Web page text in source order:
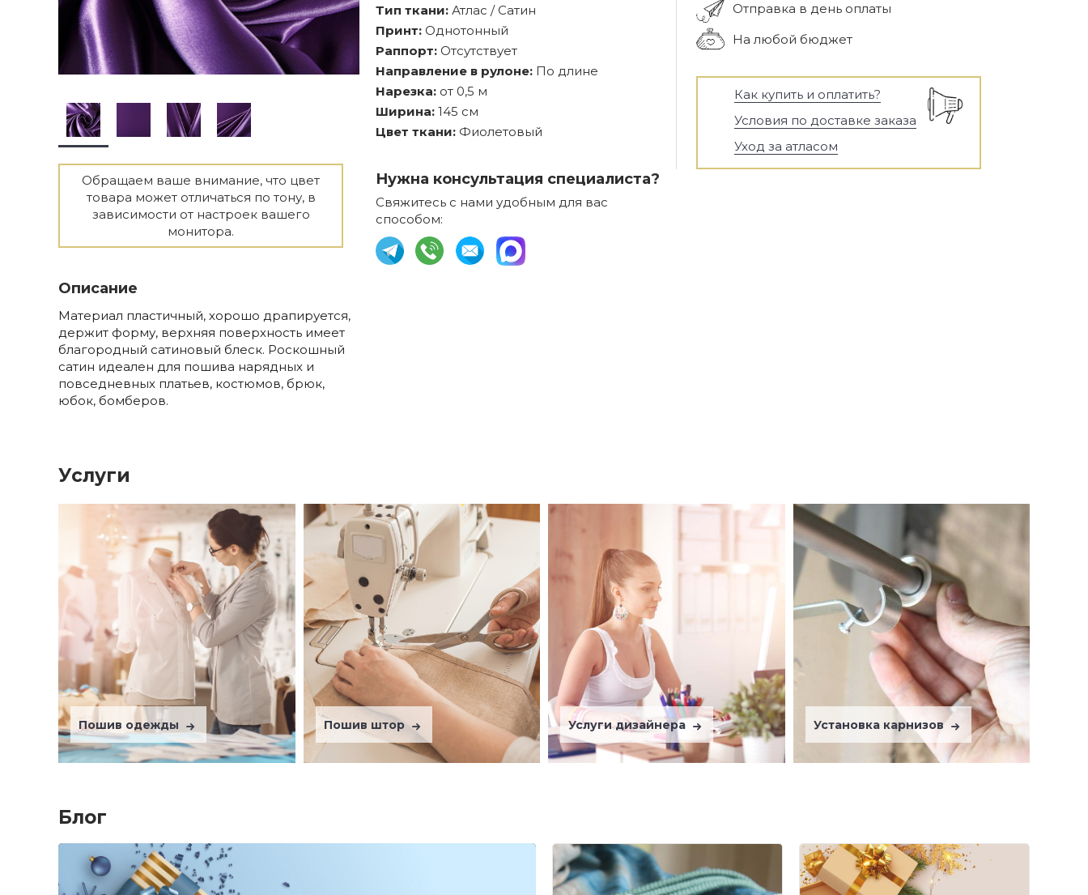
Обращаем ваше внимание, что цвет
товара может отличаться по тону, в
зависимости от настроек вашего
монитора.
Описание
Материал пластичный, хорошо драпируется,
держит форму, верхняя поверхность имеет
благородный сатиновый блеск. Роскошный
сатин идеален для пошива нарядных и
повседневных платьев, костюмов, брюк,
юбок, бомберов.
Тип ткани: Атлас / Сатин
Принт: Однотонный
Раппорт: Отсутствует
Направление в рулоне: По длине
Нарезка: от 0,5 м
Ширина: 145 см
Цвет ткани: Фиолетовый
Нужна консультация специалиста?
Свяжитесь с нами удобным для вас
способом:
Отправка в день оплаты
На любой бюджет
Как купить и оплатить?
Условия по доставке заказа
Уход за атласом
Услуги
Пошив одежды Пошив штор Услуги дизайнера Установка карнизов
Блог